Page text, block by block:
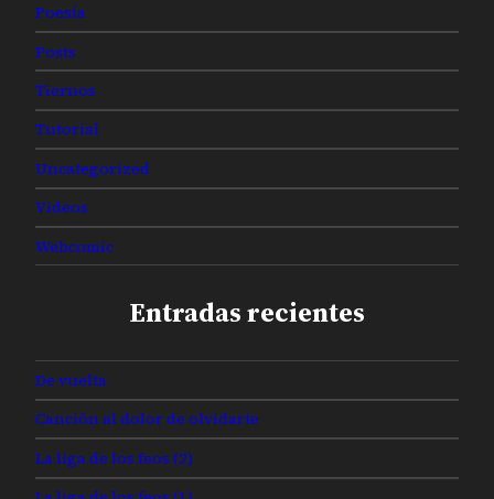
Poesía
Posts
Tiernos
Tutorial
Uncategorized
Videos
Webcomic
Entradas recientes
De vuelta
Canción al dolor de olvidarte
La liga de los feos (2)